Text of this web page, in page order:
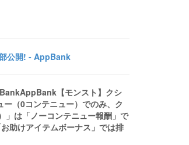
公開! - AppBank
【モンスト】クシ
（0コンテニュー）でのみ、ク
」は「ノーコンテニュー報酬」で
助けアイテムボーナス」では排